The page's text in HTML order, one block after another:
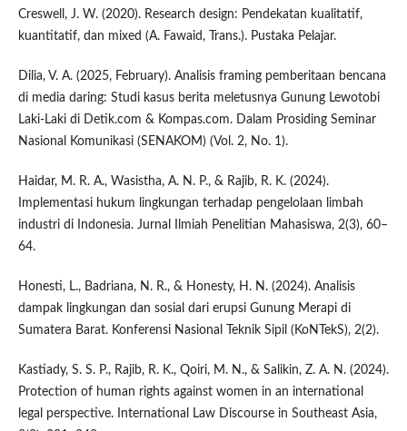
Creswell, J. W. (2020). Research design: Pendekatan kualitatif,
kuantitatif, dan mixed (A. Fawaid, Trans.). Pustaka Pelajar.
Dilia, V. A. (2025, February). Analisis framing pemberitaan bencana
di media daring: Studi kasus berita meletusnya Gunung Lewotobi
Laki-Laki di Detik.com & Kompas.com. Dalam Prosiding Seminar
Nasional Komunikasi (SENAKOM) (Vol. 2, No. 1).
Haidar, M. R. A., Wasistha, A. N. P., & Rajib, R. K. (2024).
Implementasi hukum lingkungan terhadap pengelolaan limbah
industri di Indonesia. Jurnal Ilmiah Penelitian Mahasiswa, 2(3), 60–
64.
Honesti, L., Badriana, N. R., & Honesty, H. N. (2024). Analisis
dampak lingkungan dan sosial dari erupsi Gunung Merapi di
Sumatera Barat. Konferensi Nasional Teknik Sipil (KoNTekS), 2(2).
Kastiady, S. S. P., Rajib, R. K., Qoiri, M. N., & Salikin, Z. A. N. (2024).
Protection of human rights against women in an international
legal perspective. International Law Discourse in Southeast Asia,